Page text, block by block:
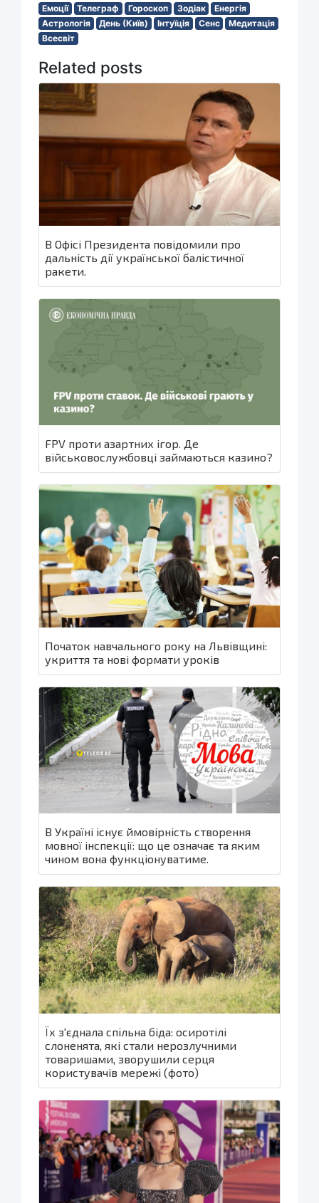
Емоції Телеграф Гороскоп Зодіак
Енергія
Астрологія
День (Київ) Інтуїція Сенс
Медитація
Всесвіт
Related posts
В Офісі Президента повідомили про
дальність дії української балістичної
ракети.
FPV проти азартних ігор. Де
військовослужбовці займаються казино?
Початок навчального року на Львівщині:
укриття та нові формати уроків
В Україні існує ймовірність створення
мовної інспекції: що це означає та яким
чином вона функціонуватиме.
Їх з'єднала спільна біда: осиротілі
слоненята, які стали нерозлучними
товаришами, зворушили серця
користувачів мережі (фото)